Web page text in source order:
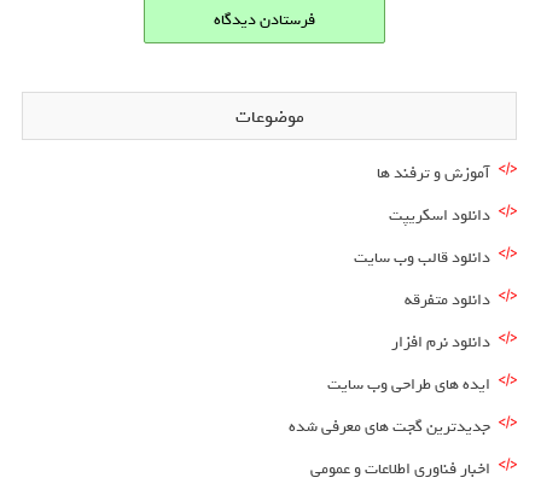
موضوعات
آموزش و ترفند ها
دانلود اسکریپت
دانلود قالب وب سایت
دانلود متفرقه
دانلود نرم افزار
ایده های طراحی وب سایت
جدیدترین گجت های معرفی شده
اخبار فناوری اطلاعات و عمومی